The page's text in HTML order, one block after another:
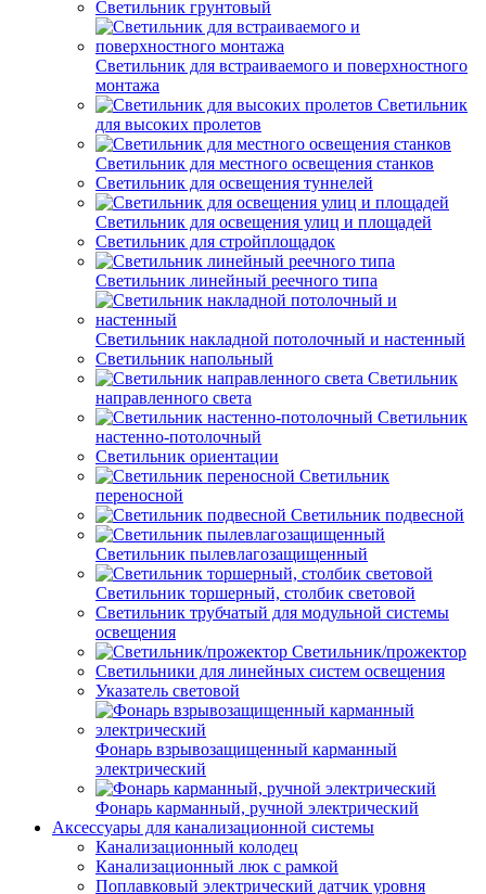
Светильник грунтовый
Светильник для встраиваемого и поверхностного
монтажа
Светильник
для высоких пролетов
Светильник для местного освещения станков
Светильник для освещения туннелей
Светильник для освещения улиц и площадей
Светильник для стройплощадок
Светильник линейный реечного типа
Светильник накладной потолочный и настенный
Светильник напольный
Светильник
направленного света
Светильник
настенно-потолочный
Светильник ориентации
Светильник
переносной
Светильник подвесной
Светильник пылевлагозащищенный
Светильник торшерный, столбик световой
Светильник трубчатый для модульной системы
освещения
Светильник/прожектор
Светильники для линейных систем освещения
Указатель световой
Фонарь взрывозащищенный карманный
электрический
Фонарь карманный, ручной электрический
Аксессуары для канализационной системы
Канализационный колодец
Канализационный люк с рамкой
Поплавковый электрический датчик уровня